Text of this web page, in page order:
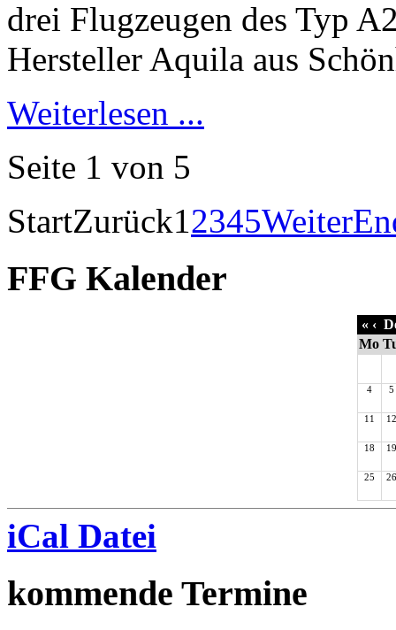
Weiterlesen ...
Seite 1 von 5
StartZurück12345Weiter
FFG Kalender
« ‹
Mo
4 5
11 12
18 19
25 26
iCal Datei
kommende Termine